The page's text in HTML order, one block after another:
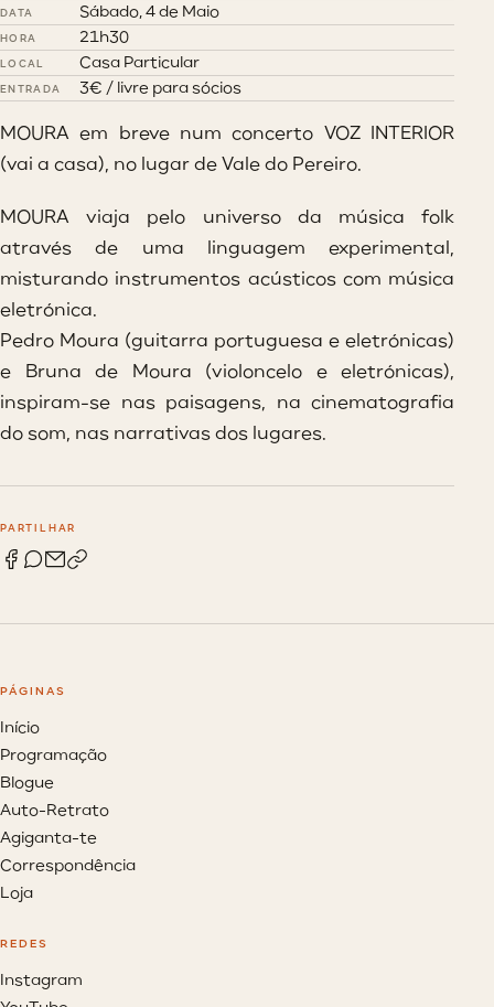
DATA Sábado, 4 de Maio
HORA 21h30
LOCAL Casa Particular
ENTRADA 3€ / livre para sócios
MOURA em breve num concerto VOZ INTERIOR
(vai a casa), no lugar de Vale do Pereiro.
MOURA viaja pelo universo da música folk
através de uma linguagem experimental,
misturando instrumentos acústicos com música
eletrónica.
Pedro Moura (guitarra portuguesa e eletrónicas)
e Bruna de Moura (violoncelo e eletrónicas),
inspiram-se nas paisagens, na cinematografia
do som, nas narrativas dos lugares.
PARTILHAR
PÁGINAS
Início
Programação
Blogue
Auto-Retrato
Agiganta-te
Correspondência
Loja
REDES
Instagram